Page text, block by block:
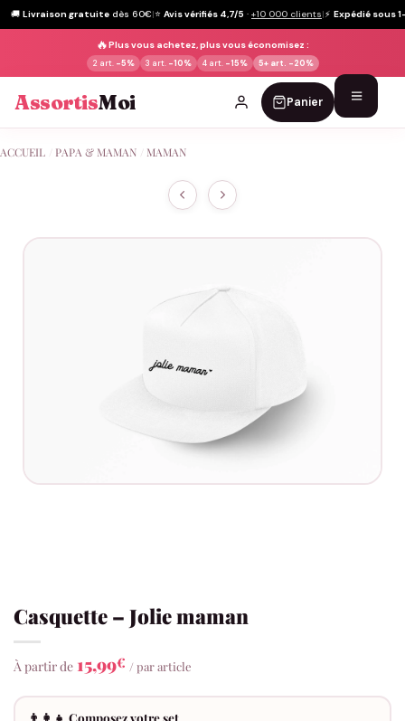
🚚 Livraison gratuite dès 60€|⭐ Avis vérifiés 4,7/5 · +10 000 clients|⚡ Expédié sous
🔥Plus vous achetez, plus vous économisez :
2 art. -5% 3 art. -10% 4 art. -15% 5+ art. -20%
AssortisMoi Panier
au
ACCUEIL PAPA & MAMAN MAMAN
Casquette – Jolie maman
À partir de 15,99€ / par article
👨‍👩‍👧 Composez votre set